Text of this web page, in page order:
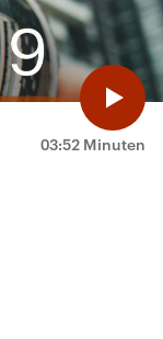
03:52 Minuten